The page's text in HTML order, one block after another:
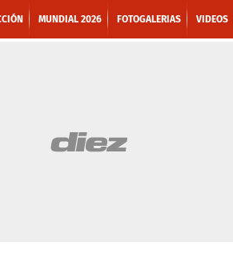
MUNDIAL 2026 FOTOGALERIAS VIDEOS